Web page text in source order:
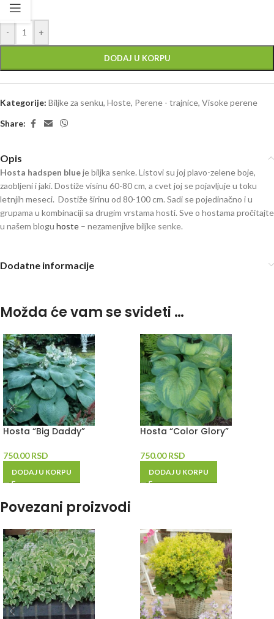
- +
DODAJ U KORPU
Kategorije: Biljke za senku, Hoste, Perene - trajnice, Visoke perene
Share:
Opis
Hosta hadspen blueje biljka senke. Listovi su joj plavo-zelene boje,
zaobljeni i jaki. Dostiže visinu 60-80 cm, a cvet joj se pojavljuje u toku
letnjih meseci. Dostiže širinu od 80-100 cm. Sadi se pojedinačno i u
grupama u kombinaciji sa drugim vrstama hosti. Sve o hostama pročitajte
u našem blogu hoste – nezamenjive biljke senke.
Dodatne informacije
Možda će vam se svideti …
Hosta “Big Daddy”
750.00RSD
DODAJ U KORPU
Hosta “Color Glory”
750.00RSD
DODAJ U KORPU
Povezani proizvodi